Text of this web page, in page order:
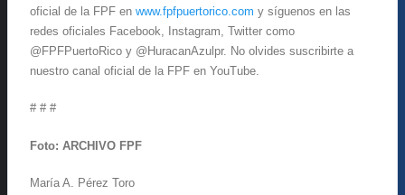
oficial de la FPF en www.fpfpuertorico.com y síguenos en las
redes oficiales Facebook, Instagram, Twitter como
@FPFPuertoRico y @HuracanAzulpr. No olvides suscribirte a
nuestro canal oficial de la FPF en YouTube.
# # #
Foto: ARCHIVO FPF
María A. Pérez Toro